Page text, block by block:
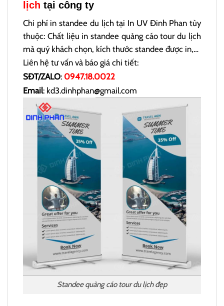
lịch tại công ty
Chi phí in standee du lịch tại In UV Đinh Phan tùy
thuộc: Chất liệu in standee quảng cáo tour du lịch
mà quý khách chọn, kích thước standee được in,…
Liên hệ tư vấn và báo giá chi tiết:
SĐT/ZALO: 0947.18.0022
Email: kd3.dinhphan@gmail.com
Standee quảng cáo tour du lịch đẹp